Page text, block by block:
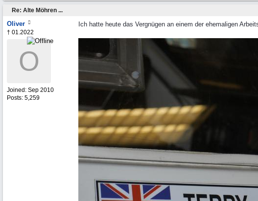
Re: Alte Möhren ...
Oliver
† 01.2022
O
Joined: Sep 2010
Posts: 5,259
Ich hatte heute das Vergnügen an einem der ehemaligen